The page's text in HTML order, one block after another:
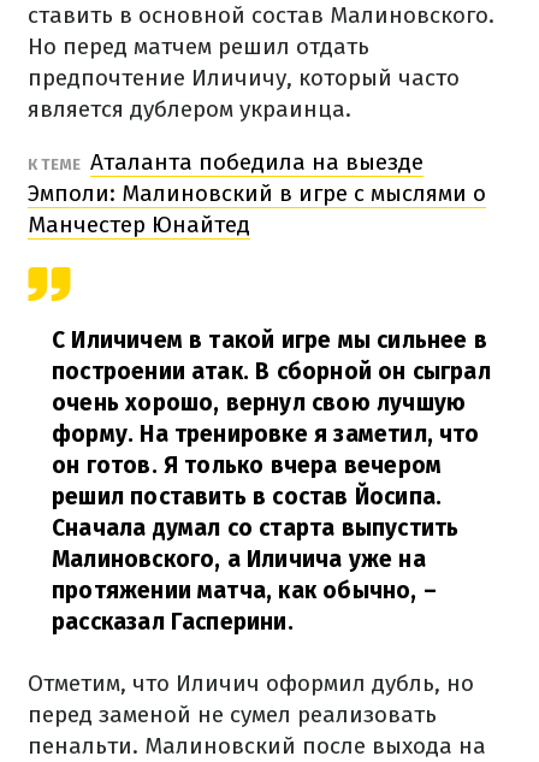
ставить в основной состав Малиновского.
Но перед матчем решил отдать
предпочтение Иличичу, который часто
является дублером украинца.
К ТЕМЕ Аталанта победила на выезде
Эмполи: Малиновский в игре с мыслями о
Манчестер Юнайтед
С Иличичем в такой игре мы сильнее в
построении атак. В сборной он сыграл
очень хорошо, вернул свою лучшую
форму. На тренировке я заметил, что
он готов. Я только вчера вечером
решил поставить в состав Йосипа.
Сначала думал со старта выпустить
Малиновского, а Иличича уже на
протяжении матча, как обычно, –
рассказал Гасперини.
Отметим, что Иличич оформил дубль, но
перед заменой не сумел реализовать
пенальти. Малиновский после выхода на